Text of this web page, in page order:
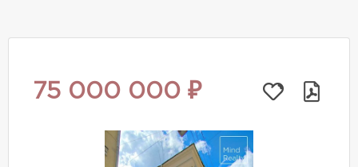
75 000 000 ₽